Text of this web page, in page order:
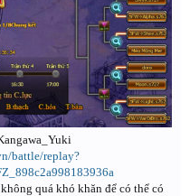
battle/replay?
quá khó khăn để có thể có